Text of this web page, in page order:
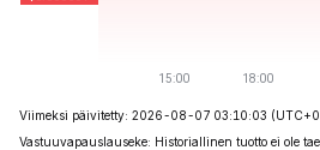
Viimeksi päivitetty: 2026-08-07 03:10:03
Vastuuvapauslauseke: Historiallinen tuotto ei ole